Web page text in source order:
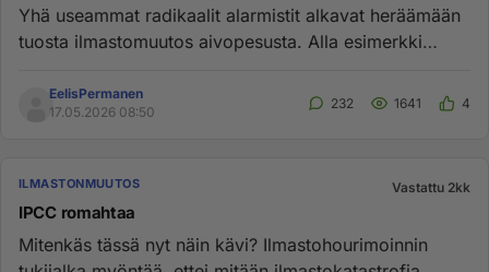
Yhä useammat radikaalit alarmistit alkavat heräämään
tuosta ilmastomuutos aivopesusta. Alla esimerkki
EelisPermanen
17.05.2026 08:50
232 1641 4
ILMASTONMUUTOS Vastattu 2kk
IPCC romahtaa
Mitenkäs tässä nyt näin kävi? Ilmastohourimoinnin